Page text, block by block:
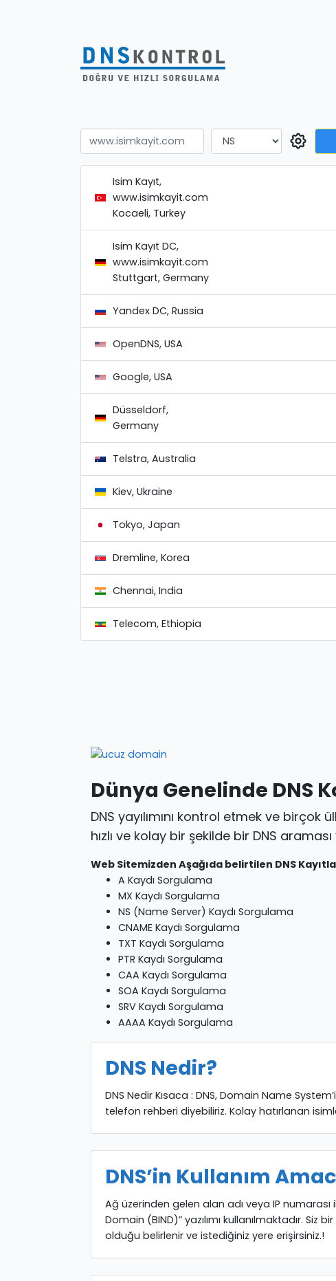
Isim Kayıt,
www.isimkayit.com
Kocaeli, Turkey
Isim Kayıt DC,
www.isimkayit.com
Stuttgart, Germany
Yandex DC, Russia
OpenDNS, USA
Google, USA
Düsseldorf,
Germany
Telstra, Australia
Kiev, Ukraine
Tokyo, Japan
Dremline, Korea
Chennai, India
Telecom, Ethiopia
Dünya Genelinde DNS
DNS yayılımını kontrol etmek ve
hızlı ve kolay bir şekilde bir DNS
Web Sitemizden Aşağıda belirtilen DNS
A Kaydı Sorgulama
MX Kaydı Sorgulama
NS (Name Server) Kaydı Sorgulama
CNAME Kaydı Sorgulama
TXT Kaydı Sorgulama
PTR Kaydı Sorgulama
CAA Kaydı Sorgulama
SOA Kaydı Sorgulama
SRV Kaydı Sorgulama
AAAA Kaydı Sorgulama
DNS Nedir?
DNS Nedir Kısaca : DNS, Domain Name
telefon rehberi diyebiliriz. Kolay hatırlanan
DNS’in Kullanım
Ağ üzerinden gelen alan adı veya IP
Domain (BIND)” yazılımı kullanılmaktadır.
olduğu belirlenir ve istediğiniz yere erişirsiniz.!